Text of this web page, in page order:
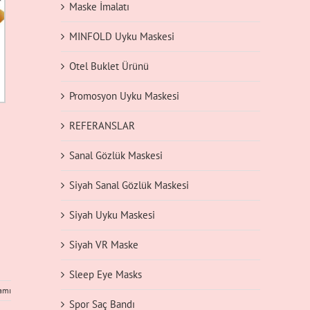
Maske İmalatı
MINFOLD Uyku Maskesi
Otel Buklet Ürünü
Promosyon Uyku Maskesi
REFERANSLAR
Sanal Gözlük Maskesi
Siyah Sanal Gözlük Maskesi
Siyah Uyku Maskesi
Siyah VR Maske
Sleep Eye Masks
Spor Saç Bandı